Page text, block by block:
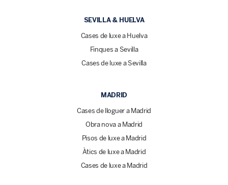
SEVILLA & HUELVA
Cases de luxe a Huelva
Finques a Sevilla
Cases de luxe a Sevilla
MADRID
Cases de lloguer a Madrid
Obra nova a Madrid
Pisos de luxe a Madrid
Àtics de luxe a Madrid
Cases de luxe a Madrid